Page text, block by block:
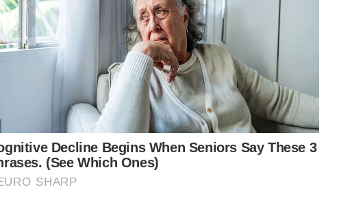
Muat turun aplikasi Sinar Harian.